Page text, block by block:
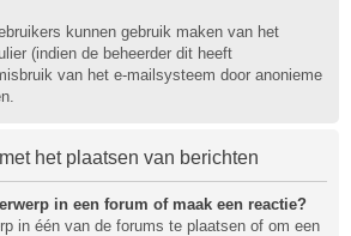
kunnen gebruik maken van het
(indien de beheerder dit heeft
van het e-mailsysteem door anonieme
het plaatsen van berichten
in een forum of maak een reactie?
in één van de forums te plaatsen of om een